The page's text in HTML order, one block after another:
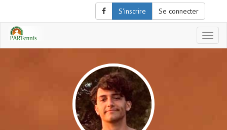
S'inscrire Se connecter
le